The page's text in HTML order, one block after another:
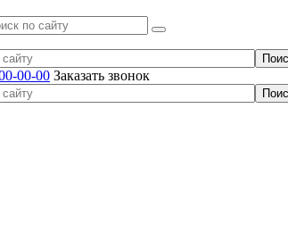
00-00 Заказать звонок